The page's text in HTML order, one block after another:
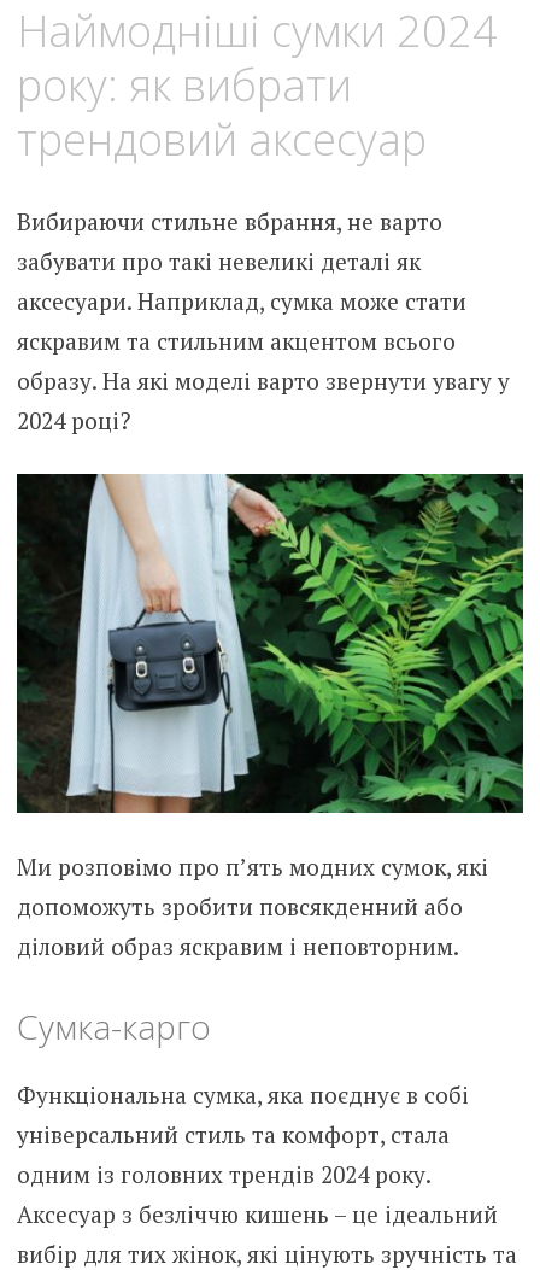
Наймодніші сумки 2024
року: як вибрати
трендовий аксесуар
Вибираючи стильне вбрання, не варто
забувати про такі невеликі деталі як
аксесуари. Наприклад, сумка може стати
яскравим та стильним акцентом всього
образу. На які моделі варто звернути увагу у
2024 році?
Ми розповімо про п’ять модних сумок, які
допоможуть зробити повсякденний або
діловий образ яскравим і неповторним.
Сумка-карго
Функціональна сумка, яка поєднує в собі
універсальний стиль та комфорт, стала
одним із головних трендів 2024 року.
Аксесуар з безліччю кишень – це ідеальний
вибір для тих жінок, які цінують зручність та